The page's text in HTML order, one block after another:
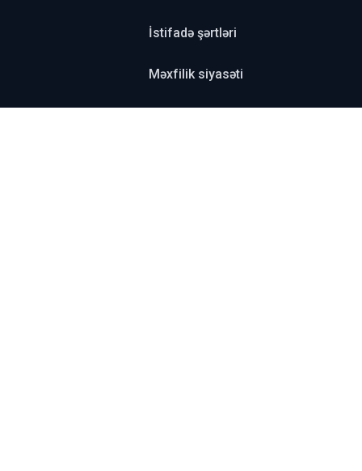
İstifadə şərtləri
Məxfilik siyasəti